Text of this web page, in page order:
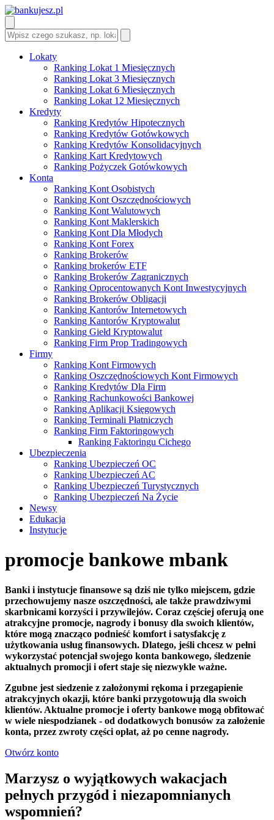
Lokaty
Ranking Lokat 1 Miesięcznych
Ranking Lokat 3 Miesięcznych
Ranking Lokat 6 Miesięcznych
Ranking Lokat 12 Miesięcznych
Kredyty
Ranking Kredytów Hipotecznych
Ranking Kredytów Gotówkowych
Ranking Kredytów Konsolidacyjnych
Ranking Kart Kredytowych
Ranking Pożyczek Gotówkowych
Konta
Ranking Kont Osobistych
Ranking Kont Oszczędnościowych
Ranking Kont Walutowych
Ranking Kont Maklerskich
Ranking Kont Dla Młodych
Ranking Kont Forex
Ranking Brokerów
Ranking brokerów ETF
Ranking Brokerów Zagranicznych
Ranking Oprocentowanych Kont Inwestycyjnych
Ranking Brokerów Obligacji
Ranking Kantorów Internetowych
Ranking Kantorów Kryptowalut
Ranking Giełd Kryptowalut
Ranking Firm Prop Tradingowych
Firmy
Ranking Kont Firmowych
Ranking Oszczędnościowych Kont Firmowych
Ranking Kredytów Dla Firm
Ranking Rachunkowości Bankowej
Ranking Aplikacji Księgowych
Ranking Terminali Płatniczych
Ranking Firm Faktoringowych
Ranking Faktoringu Cichego
Ubezpieczenia
Ranking Ubezpieczeń OC
Ranking Ubezpieczeń AC
Ranking Ubezpieczeń Turystycznych
Ranking Ubezpieczeń Na Życie
Newsy
Edukacja
Instytucje
promocje bankowe mbank
Banki i instytucje finansowe są dziś nie tylko miejscem, gdzie
przechowujemy nasze oszczędności, ale także prawdziwymi
skarbnicami korzyści i przywilejów. Coraz częściej oferują one
atrakcyjne promocje, nagrody i bonusy dla swoich klientów,
które mogą znacząco podnieść komfort i satysfakcję z
użytkowania usług finansowych. Dlatego, jeśli chcesz w pełni
wykorzystać potencjał swojego konta bankowego, śledzenie
aktualnych promocji i ofert staje się niezwykle ważne.
Zgubne jest siedzenie z założonymi rękoma i przegapienie
atrakcyjnych okazji, które banki przygotowują dla swoich
klientów. Aktualne promocje i oferty bankowe mogą obfitować
w wiele niespodzianek - od dodatkowych bonusów za założenie
konta, przez zwroty części opłat, aż po cenne nagrody.
Otwórz konto
Marzysz o wyjątkowych wakacjach
pełnych przygód i niezapomnianych
wspomnień?